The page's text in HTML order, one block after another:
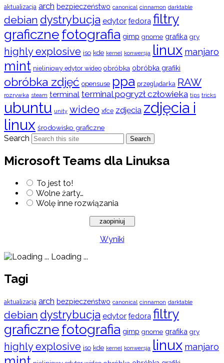
aktualizacja arch bezpieczeństwo canonical cinnamon darktable
debian dystrybucja edytor fedora filtry
graficznefotografia gimp gnome grafika gry
highly explosive iso kde kernel konwersja linux manjaro
mint nieliniowy edytor wideo obróbka obróbka grafiki
obróbka zdjęć opensuse ppa przeglądarka RAW
rozrywka steam terminal terminal pogryzł człowieka tips tricks
ubuntu unity wideo xfce zdjęcia zdjęcia i
linux środowisko graficzne
Search Search
Microsoft Teams dla Linuksa
To jest to!
Wolne żarty…
Wolę inne rozwiązania
Wyniki
Loading ...
Tagi
aktualizacja arch bezpieczeństwo canonical cinnamon darktable
debian dystrybucja edytor fedora filtry
graficznefotografia gimp gnome grafika gry
highly explosive iso kde kernel konwersja linux manjaro